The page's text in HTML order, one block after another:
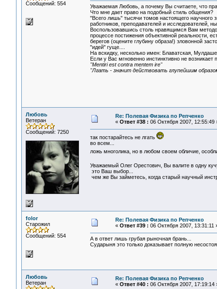
Сообщений: 554
Уважаемая Любовь, а почему Вы считаете, что
Что мне дает право на подобный стиль общения?
"Всего лишь" тысячи томов настоящего научного
работников, преподавателей и исследователей,
Воспользовавшись столь нравящимся Вам
процессе постижения объективной реальности,
берегов (оцените глубину образа!) зловонной
"идей" гуще....
На вскидку, несколько имен: Блаватская,
Если у Вас мгновенно инстинктивно не
"Mentiri est contra mentem ire"
"Лгать - значит действовать глупейшим
Любовь
Ветеран
Сообщений: 7250
Re: Полевая Физика по Репченко
« Ответ #38 : 06 Октября 2007, 12:55:49
так постарайтесь не лгать
во всем...
ложь многолика, но в любом своем обличие,
Уважаемый Олег Орестович, Вы валите в одну
это Ваш выбор...
чем же Вы займетесь, когда старый научный
folor
Старожил
Сообщений: 554
Re: Полевая Физика по Репченко
« Ответ #39 : 06 Октября 2007, 13:31:11
А в ответ лишь грубая рыночная брань...
Сударыня это только доказывает полную
Любовь
Ветеран
Re: Полевая Физика по Репченко
« Ответ #40 : 06 Октября 2007, 17:19:14